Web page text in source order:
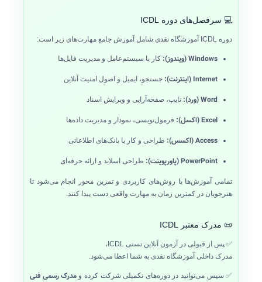
💻 سرفصل‌های دوره ICDL
دوره ICDL آموزشگاه نقدی شامل آموزش جامع مهارت‌های زیر است:
Windows (ویندوز): کار با سیستم‌عامل و مدیریت فایل‌ها
Internet (اینترنت): جستجو، ایمیل و اصول امنیت آنلاین
Word (ورد): تایپ، صفحه‌آرایی و ویرایش اسناد
Excel (اکسل): فرمول‌نویسی، نمودار و مدیریت داده‌ها
Access (اکسس): طراحی و کار با بانک‌های اطلاعاتی
PowerPoint (پاورپوینت): طراحی اسلاید و ارائه حرفه‌ای
تمامی آموزش‌ها با روش‌های کاربردی و تمرین محور انجام می‌شود تا
هنرجویان در کمترین زمان به مهارت واقعی دست پیدا کنند.
📜 مدرک معتبر ICDL
✅ پس از قبولی در آزمون آنلاین تستی ICDL،
مدرک داخلی آموزشگاه نقدی به شما اعطا می‌شود.
✅ سپس می‌توانید در دوره‌های تکمیلی شرکت کرده ومدرک رسمی فنی